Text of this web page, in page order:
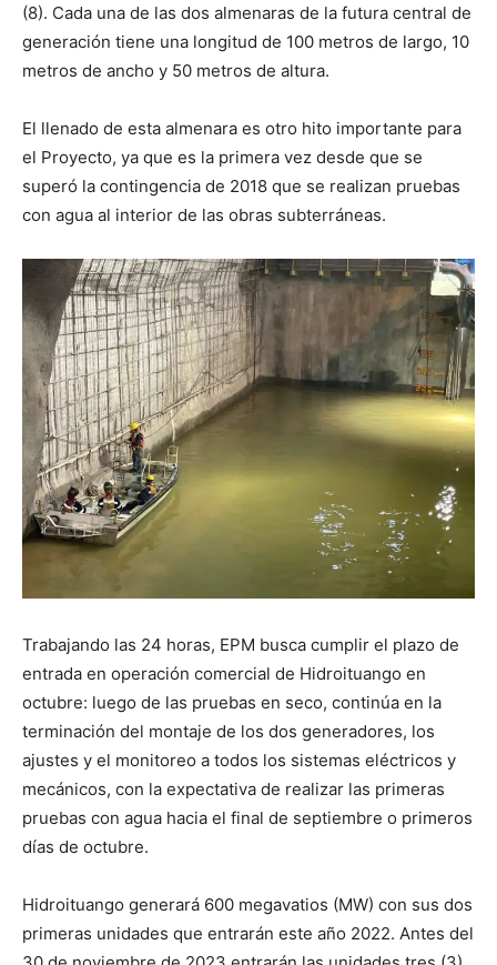
(8). Cada una de las dos almenaras de la futura central de
generación tiene una longitud de 100 metros de largo, 10
metros de ancho y 50 metros de altura.
El llenado de esta almenara es otro hito importante para
el Proyecto, ya que es la primera vez desde que se
superó la contingencia de 2018 que se realizan pruebas
con agua al interior de las obras subterráneas.
Trabajando las 24 horas, EPM busca cumplir el plazo de
entrada en operación comercial de Hidroituango en
octubre: luego de las pruebas en seco, continúa en la
terminación del montaje de los dos generadores, los
ajustes y el monitoreo a todos los sistemas eléctricos y
mecánicos, con la expectativa de realizar las primeras
pruebas con agua hacia el final de septiembre o primeros
días de octubre.
Hidroituango generará 600 megavatios (MW) con sus dos
primeras unidades que entrarán este año 2022. Antes del